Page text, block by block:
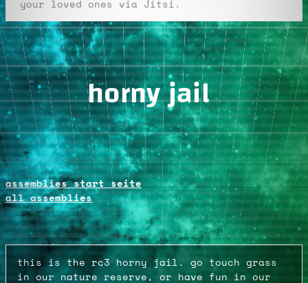
your loved ones via Jitsi.
horny jail
assemblies start seite
all assemblies
this is the rc3 horny jail. go touch grass
in our nature reserve, or have fun in our